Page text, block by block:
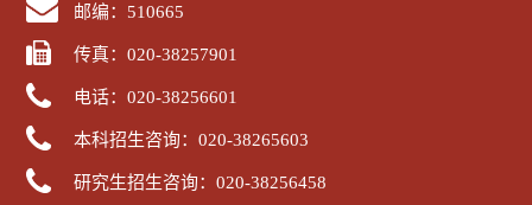
邮编：510665
传真：020-38257901
电话：020-38256601
本科招生咨询：020-38265603
研究生招生咨询：020-38256458